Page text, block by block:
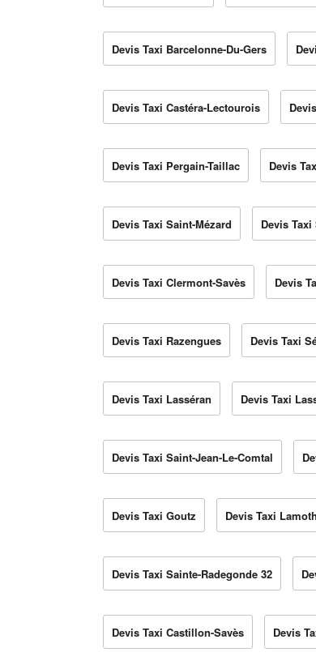
Devis Taxi Barcelonne-Du-Gers
Devis Taxi Castéra-Lectourois
Devis Taxi Pergain-Taillac Devis
Devis Taxi Saint-Mézard Devis
Devis Taxi Clermont-Savès Devis
Devis Taxi Razengues Devis Taxi
Devis Taxi Lasséran Devis Taxi
Devis Taxi Saint-Jean-Le-Comtal
Devis Taxi Goutz Devis Taxi
Devis Taxi Sainte-Radegonde 32
Devis Taxi Castillon-Savès Devis